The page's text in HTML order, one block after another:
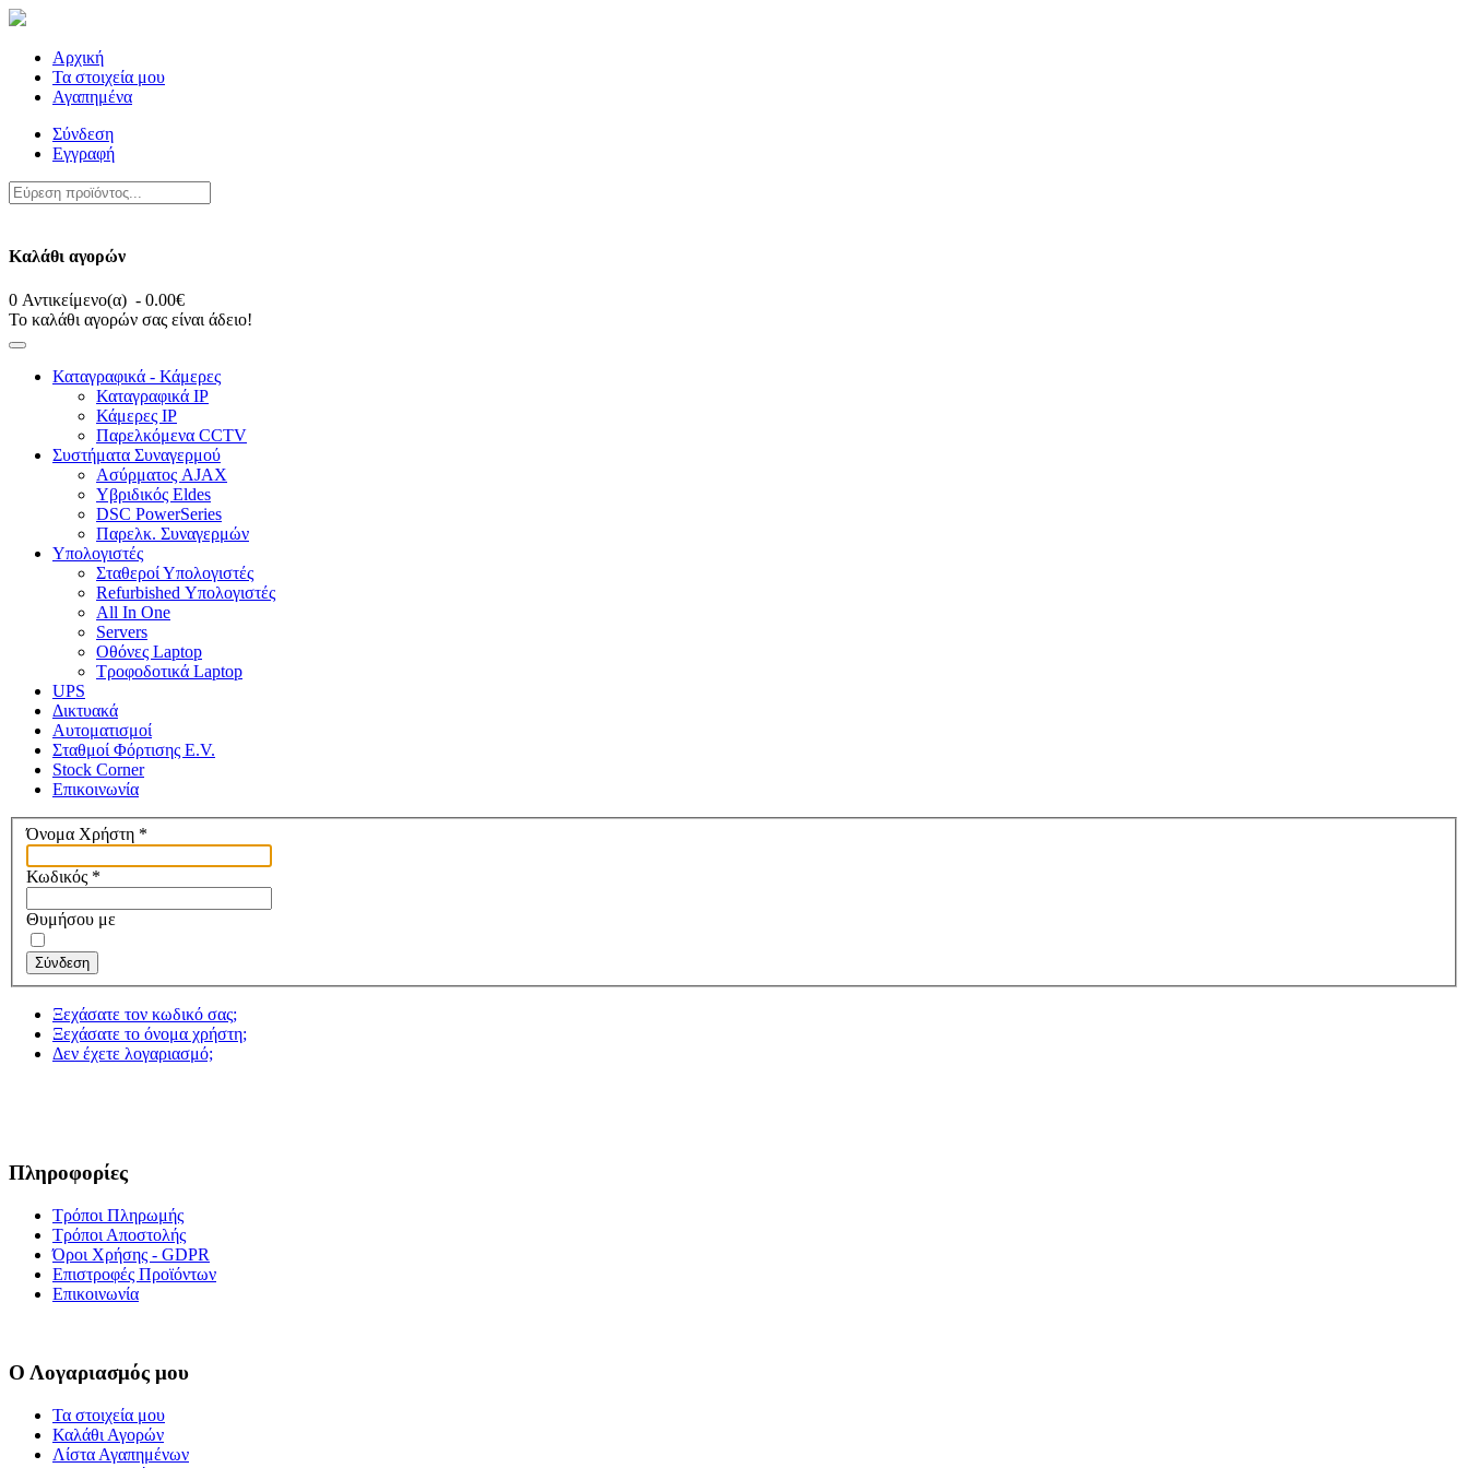
Αρχική
Τα στοιχεία μου
Αγαπημένα
Σύνδεση
Εγγραφή
Καλάθι αγορών
0 Αντικείμενο(α) - 0.00€
Το καλάθι αγορών σας είναι άδειο!
Καταγραφικά - Κάμερες
Καταγραφικά IP
Κάμερες IP
Παρελκόμενα CCTV
Συστήματα Συναγερμού
Ασύρματος AJAX
Υβριδικός Eldes
DSC PowerSeries
Παρελκ. Συναγερμών
Υπολογιστές
Σταθεροί Υπολογιστές
Refurbished Υπολογιστές
All In One
Servers
Οθόνες Laptop
Τροφοδοτικά Laptop
UPS
Δικτυακά
Αυτοματισμοί
Σταθμοί Φόρτισης E.V.
Stock Corner
Επικοινωνία
Όνομα Χρήστη *
Κωδικός *
Θυμήσου με
Σύνδεση
Ξεχάσατε τον κωδικό σας;
Ξεχάσατε το όνομα χρήστη;
Δεν έχετε λογαριασμό;
Πληροφορίες
Τρόποι Πληρωμής
Τρόποι Αποστολής
Όροι Χρήσης - GDPR
Επιστροφές Προϊόντων
Επικοινωνία
Ο Λογαριασμός μου
Τα στοιχεία μου
Καλάθι Αγορών
Λίστα Αγαπημένων